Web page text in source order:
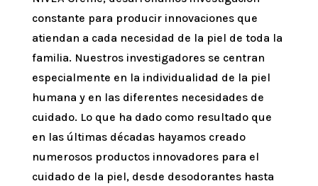
constante para producir innovaciones que
atiendan a cada necesidad de la piel de toda la
familia. Nuestros investigadores se centran
especialmente en la individualidad de la piel
humana y en las diferentes necesidades de
cuidado. Lo que ha dado como resultado que
en las últimas décadas hayamos creado
numerosos productos innovadores para el
cuidado de la piel, desde desodorantes hasta